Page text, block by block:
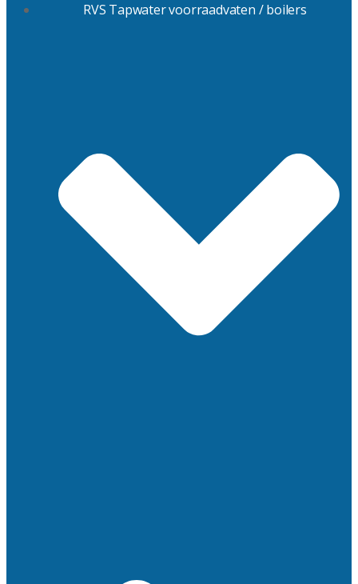
RVS Tapwater voorraadvaten / boilers